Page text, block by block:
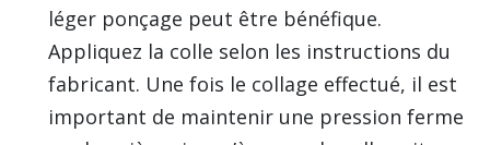
léger ponçage peut être bénéfique.
Appliquez la colle selon les instructions du
fabricant. Une fois le collage effectué, il est
important de maintenir une pression ferme